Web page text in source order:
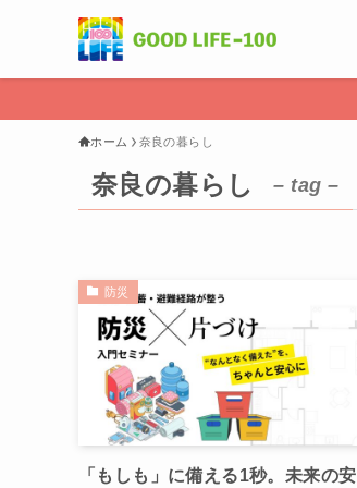
ホーム 奈良の暮らし
奈良の暮らし – tag –
防災
「もしも」に備える1秒。未来の安